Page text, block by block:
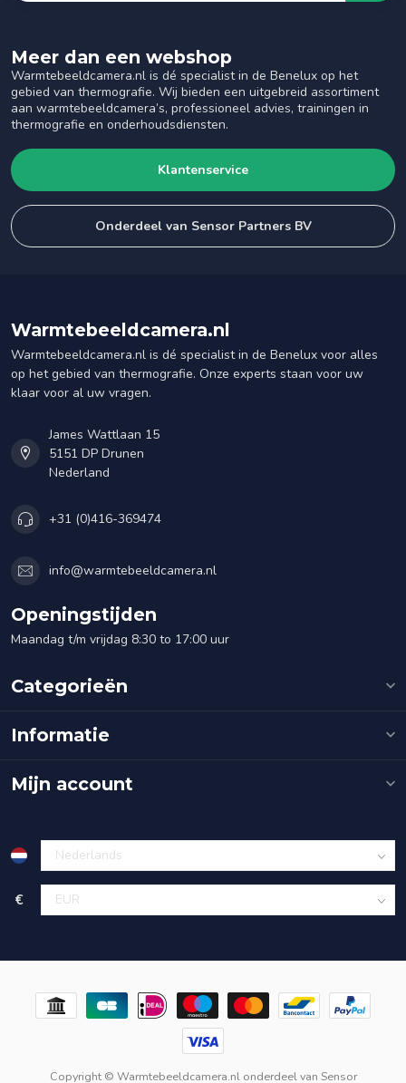
Meer dan een webshop
Warmtebeeldcamera.nl is dé specialist in de Benelux op het
gebied van thermografie. Wij bieden een uitgebreid assortiment
aan warmtebeeldcamera’s, professioneel advies, trainingen in
thermografie en onderhoudsdiensten.
Klantenservice
Onderdeel van Sensor Partners BV
Warmtebeeldcamera.nl
Warmtebeeldcamera.nl is dé specialist in de Benelux voor alles
op het gebied van thermografie. Onze experts staan voor uw
klaar voor al uw vragen.
James Wattlaan 15
5151 DP Drunen
Nederland
+31 (0)416-369474
info@warmtebeeldcamera.nl
Openingstijden
Maandag t/m vrijdag 8:30 to 17:00 uur
Categorieën
Informatie
Mijn account
€
Copyright © Warmtebeeldcamera.nl onderdeel van Sensor